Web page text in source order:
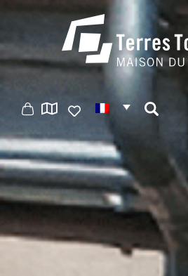
Panneau de gestion des cookies